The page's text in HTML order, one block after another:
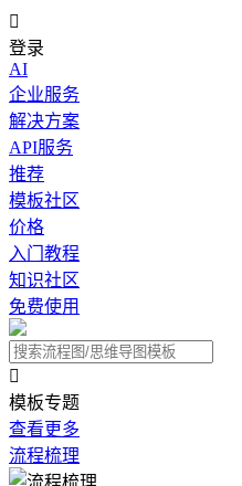

登录
AI
企业服务
解决方案
API服务
推荐
模板社区
价格
入门教程
知识社区
免费使用

模板专题
查看更多
流程梳理